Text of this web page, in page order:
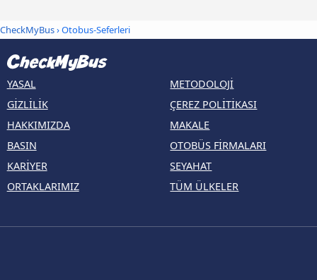
CheckMyBus› Otobus-Seferleri
YASAL
GIZLILIK
HAKKIMIZDA
BASIN
KARIYER
ORTAKLARIMIZ
METODOLOJI
ÇEREZ POLITIKASI
MAKALE
OTOBÜS FIRMALARI
SEYAHAT
TÜM ÜLKELER